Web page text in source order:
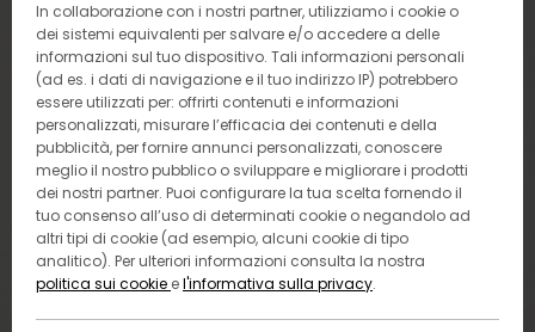
In collaborazione con i nostri partner, utilizziamo i cookie o
dei sistemi equivalenti per salvare e/o accedere a delle
informazioni sul tuo dispositivo. Tali informazioni personali
(ad es. i dati di navigazione e il tuo indirizzo IP) potrebbero
essere utilizzati per: offrirti contenuti e informazioni
personalizzati, misurare l’efficacia dei contenuti e della
pubblicità, per fornire annunci personalizzati, conoscere
meglio il nostro pubblico o sviluppare e migliorare i prodotti
dei nostri partner. Puoi configurare la tua scelta fornendo il
tuo consenso all’uso di determinati cookie o negandolo ad
altri tipi di cookie (ad esempio, alcuni cookie di tipo
analitico). Per ulteriori informazioni consulta la nostra
politica sui cookie el'informativa sulla privacy.